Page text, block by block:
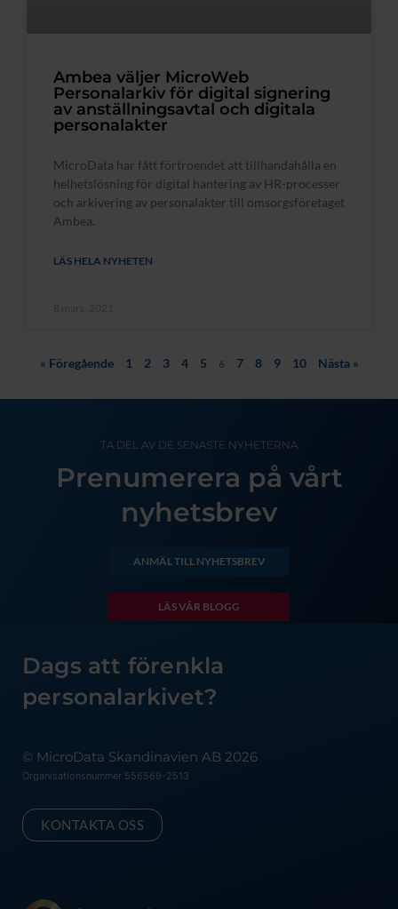
Ambea väljer MicroWeb
Personalarkiv för digital signering
av anställningsavtal och digitala
personalakter
MicroData har fått förtroendet att tillhandahålla en
helhetslösning för digital hantering av HR-processer
och arkivering av personalakter till omsorgsföretaget
Ambea.
LÄS HELA NYHETEN
« Föregående 1 2 3 4 5 6 7 8 9 10 Nästa »
TA DEL AV DE SENASTE NYHETERNA
Prenumerera på vårt
nyhetsbrev
ANMÄL TILL NYHETSBREV
LÄS VÅR BLOGG
Dags att förenkla
personalarkivet?
© MicroData Skandinavien AB 2026
Organisationsnummer 556569-2513
KONTAKTA OSS